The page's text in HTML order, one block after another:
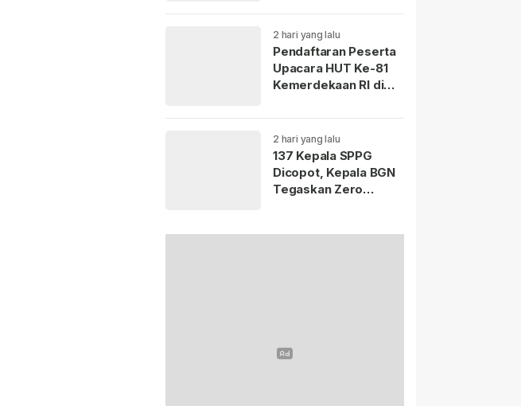
2 hari yang lalu
Pendaftaran Peserta
Upacara HUT Ke-81
Kemerdekaan RI di
5 Agustus 2026.
2 hari yang lalu
137 Kepala SPPG
Dicopot, Kepala BGN
Tegaskan Zero